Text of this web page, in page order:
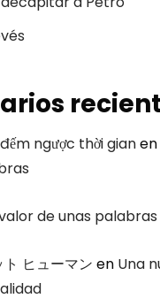
ngược thời gianen
de unas palabras
ヒューマン en Una